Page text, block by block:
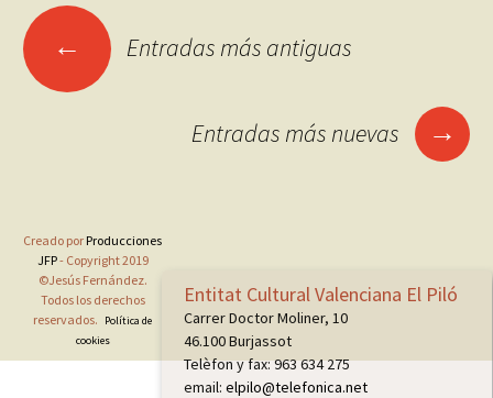
← Entradas más antiguas
Entradas más nuevas →
Entitat Cultural Valenciana El Piló
Carrer Doctor Moliner, 10
46.100 Burjassot
Telèfon y fax: 963 634 275
email: elpilo@telefonica.net
Creado por Producciones
JFP- Copyright 2019
©Jesús Fernández.
Todos los derechos
reservados.
Política de
cookies